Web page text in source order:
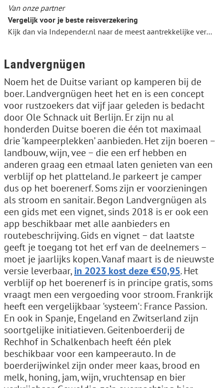
Van onze partner
Vergelijk voor je beste reisverzekering
Kijk dan via Independer.nl naar de meest aantrekkelijke verzekering voor je reizen of vakantie.
Landvergnügen
Noem het de Duitse variant op kamperen bij de
boer. Landvergnügen heet het en is een concept
voor rustzoekers dat vijf jaar geleden is bedacht
door Ole Schnack uit Berlijn. Er zijn nu al
honderden Duitse boeren die één tot maximaal
drie ‘kampeerplekken’ aanbieden. Het zijn boeren −
landbouw, wijn, vee − die een erf hebben en
anderen graag een etmaal laten genieten van een
verblijf op het platteland. Je parkeert je camper
dus op het boerenerf. Soms zijn er voorzieningen
als stroom en sanitair. Begon Landvergnügen als
een gids met een vignet, sinds 2018 is er ook een
app beschikbaar met alle aanbieders en
routebeschrijving. Gids en vignet − dat laatste
geeft je toegang tot het erf van de deelnemers −
moet je jaarlijks kopen. Vanaf maart is de nieuwste
versie leverbaar,in 2023 kost deze €50,95. Het
verblijf op het boerenerf is in principe gratis, soms
vraagt men een vergoeding voor stroom. Frankrijk
heeft een vergelijkbaar 'systeem': France Passion.
En ook in Spanje, Engeland en Zwitserland zijn
soortgelijke initiatieven. Geitenboerderij de
Rechhof in Schalkenbach heeft één plek
beschikbaar voor een kampeerauto. In de
boerderijwinkel zijn onder meer kaas, brood en
melk, honing, jam, wijn, vruchtensap en bier